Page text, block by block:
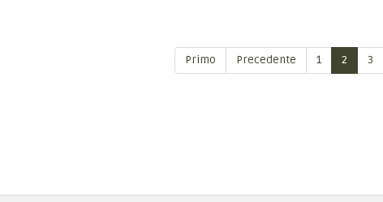
Primo Precedente 1 2 3